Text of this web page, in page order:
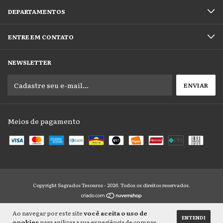
Ao navegar por este sitevocê aceita o uso de
ENTENDI
DEPARTAMENTOS
ENTRE EM CONTATO
NEWSLETTER
Meios de pagamento
Copyright Sagrados Tesouros - 2026. Todos os direitos reservados.